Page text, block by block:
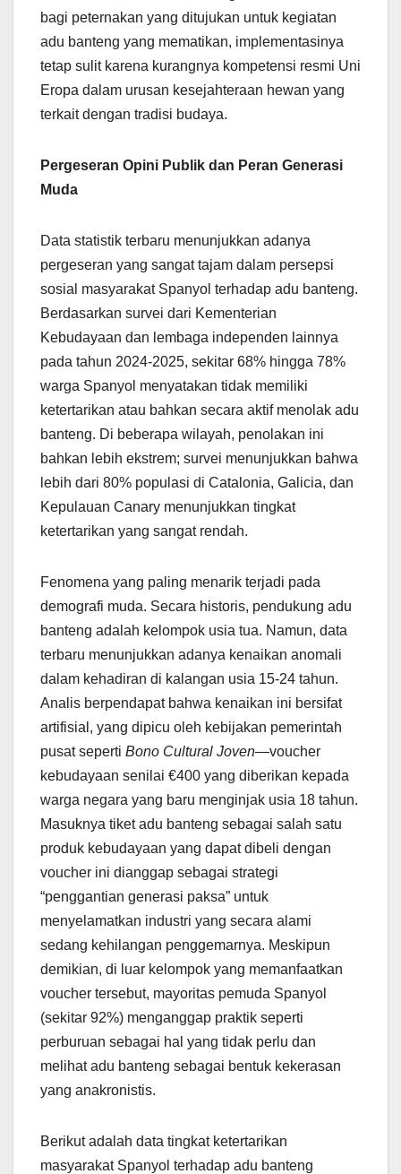
bagi peternakan yang ditujukan untuk kegiatan
adu banteng yang mematikan, implementasinya
tetap sulit karena kurangnya kompetensi resmi Uni
Eropa dalam urusan kesejahteraan hewan yang
terkait dengan tradisi budaya.
Pergeseran Opini Publik dan Peran Generasi
Muda
Data statistik terbaru menunjukkan adanya
pergeseran yang sangat tajam dalam persepsi
sosial masyarakat Spanyol terhadap adu banteng.
Berdasarkan survei dari Kementerian
Kebudayaan dan lembaga independen lainnya
pada tahun 2024-2025, sekitar 68% hingga 78%
warga Spanyol menyatakan tidak memiliki
ketertarikan atau bahkan secara aktif menolak adu
banteng. Di beberapa wilayah, penolakan ini
bahkan lebih ekstrem; survei menunjukkan bahwa
lebih dari 80% populasi di Catalonia, Galicia, dan
Kepulauan Canary menunjukkan tingkat
ketertarikan yang sangat rendah.
Fenomena yang paling menarik terjadi pada
demografi muda. Secara historis, pendukung adu
banteng adalah kelompok usia tua. Namun, data
terbaru menunjukkan adanya kenaikan anomali
dalam kehadiran di kalangan usia 15-24 tahun.
Analis berpendapat bahwa kenaikan ini bersifat
artifisial, yang dipicu oleh kebijakan pemerintah
pusat seperti Bono Cultural Joven—voucher
kebudayaan senilai €400 yang diberikan kepada
warga negara yang baru menginjak usia 18 tahun.
Masuknya tiket adu banteng sebagai salah satu
produk kebudayaan yang dapat dibeli dengan
voucher ini dianggap sebagai strategi
“penggantian generasi paksa” untuk
menyelamatkan industri yang secara alami
sedang kehilangan penggemarnya. Meskipun
demikian, di luar kelompok yang memanfaatkan
voucher tersebut, mayoritas pemuda Spanyol
(sekitar 92%) menganggap praktik seperti
perburuan sebagai hal yang tidak perlu dan
melihat adu banteng sebagai bentuk kekerasan
yang anakronistis.
Berikut adalah data tingkat ketertarikan
masyarakat Spanyol terhadap adu banteng